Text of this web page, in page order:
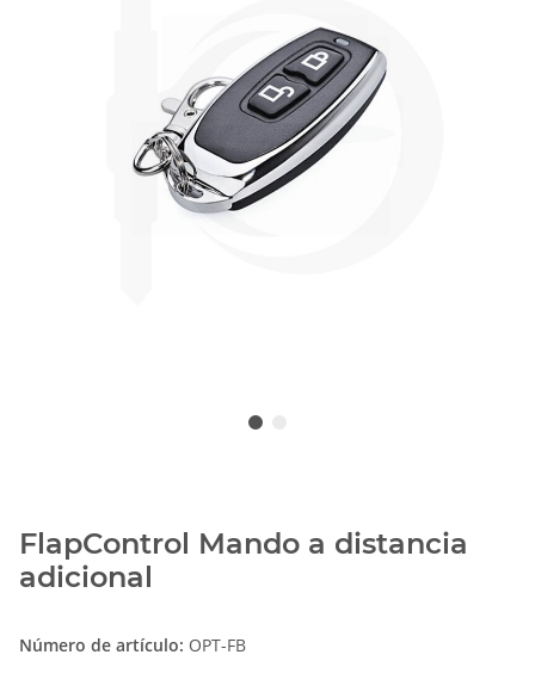
FlapControl Mando a distancia
adicional
Número de artículo: OPT-FB